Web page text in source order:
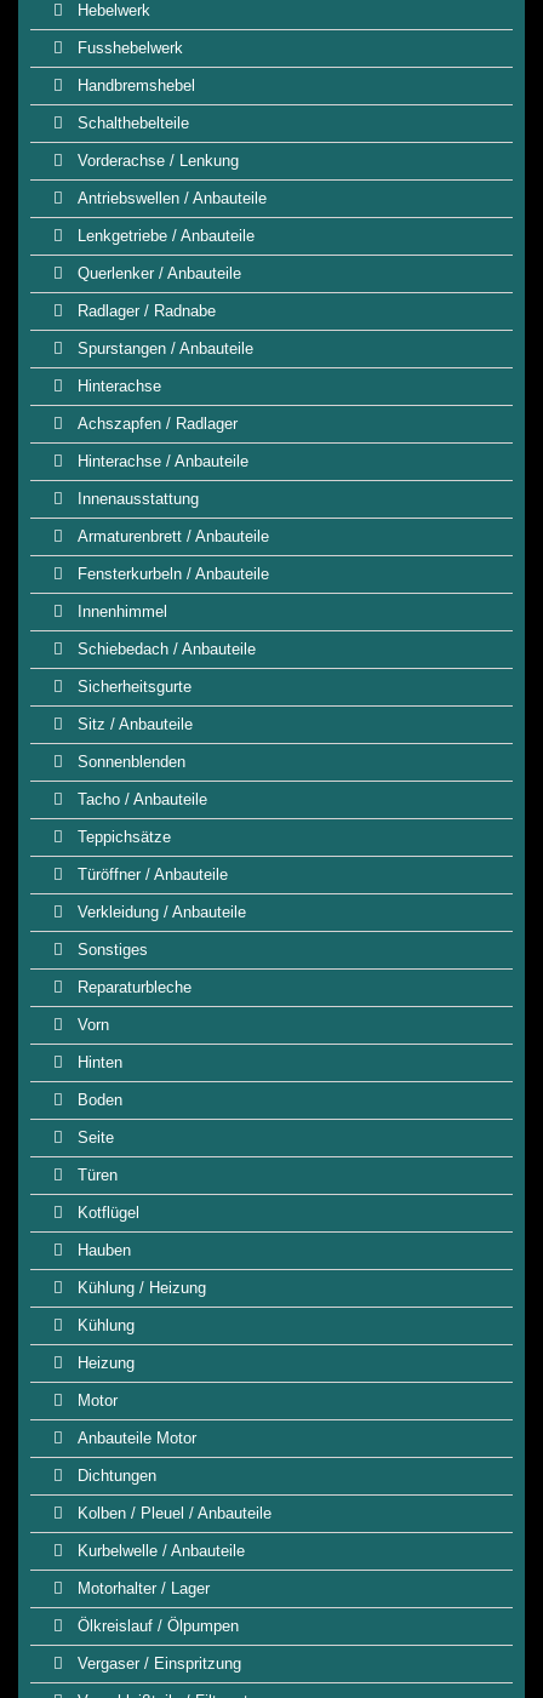
Hebelwerk
Fusshebelwerk
Handbremshebel
Schalthebelteile
Vorderachse / Lenkung
Antriebswellen / Anbauteile
Lenkgetriebe / Anbauteile
Querlenker / Anbauteile
Radlager / Radnabe
Spurstangen / Anbauteile
Hinterachse
Achszapfen / Radlager
Hinterachse / Anbauteile
Innenausstattung
Armaturenbrett / Anbauteile
Fensterkurbeln / Anbauteile
Innenhimmel
Schiebedach / Anbauteile
Sicherheitsgurte
Sitz / Anbauteile
Sonnenblenden
Tacho / Anbauteile
Teppichsätze
Türöffner / Anbauteile
Verkleidung / Anbauteile
Sonstiges
Reparaturbleche
Vorn
Hinten
Boden
Seite
Türen
Kotflügel
Hauben
Kühlung / Heizung
Kühlung
Heizung
Motor
Anbauteile Motor
Dichtungen
Kolben / Pleuel / Anbauteile
Kurbelwelle / Anbauteile
Motorhalter / Lager
Ölkreislauf / Ölpumpen
Vergaser / Einspritzung